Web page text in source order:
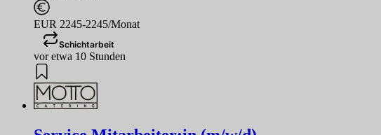
EUR 2245-2245/Monat
Schichtarbeit
vor etwa 10 Stunden